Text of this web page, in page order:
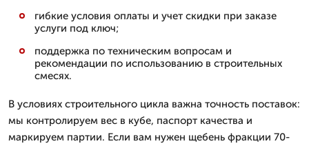
гибкие условия оплаты и учет скидки при заказе
услуги под ключ;
поддержка по техническим вопросам и
рекомендации по использованию в строительных
смесях.
В условиях строительного цикла важна точность поставок:
мы контролируем вес в кубе, паспорт качества и
маркируем партии. Если вам нужен щебень фракции 70-